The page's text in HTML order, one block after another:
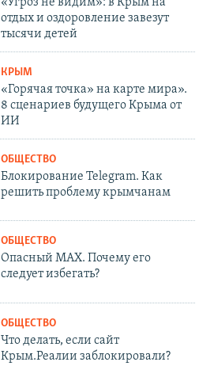
отдых и оздоровление завезут
тысячи детей
КРЫМ
«Горячая точка» на карте мира».
8 сценариев будущего Крыма от
ИИ
ОБЩЕСТВО
Блокирование Telegram. Как
решить проблему крымчанам
ОБЩЕСТВО
Опасный MAX. Почему его
следует избегать?
ОБЩЕСТВО
Что делать, если сайт
Крым.Реалии заблокировали?